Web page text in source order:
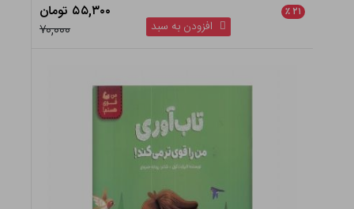
۲۱ ٪
۵۵,۳۰۰ تومان
۷۰,۰۰۰
افزودن به سبد